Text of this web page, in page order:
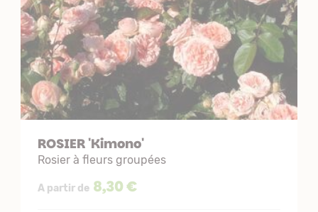
ROSIER 'Kimono'
Rosier à fleurs groupées
A partir de 8,30 €